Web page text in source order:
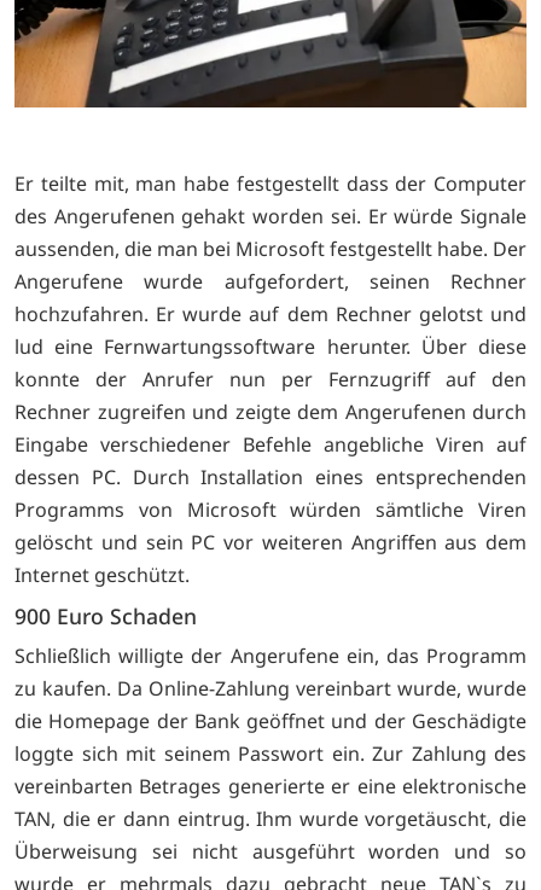
Er teilte mit, man habe festgestellt dass der Computer
des Angerufenen gehakt worden sei. Er würde Signale
aussenden, die man bei Microsoft festgestellt habe. Der
Angerufene wurde aufgefordert, seinen Rechner
hochzufahren. Er wurde auf dem Rechner gelotst und
lud eine Fernwartungssoftware herunter. Über diese
konnte der Anrufer nun per Fernzugriff auf den
Rechner zugreifen und zeigte dem Angerufenen durch
Eingabe verschiedener Befehle angebliche Viren auf
dessen PC. Durch Installation eines entsprechenden
Programms von Microsoft würden sämtliche Viren
gelöscht und sein PC vor weiteren Angriffen aus dem
Internet geschützt.
900 Euro Schaden
Schließlich willigte der Angerufene ein, das Programm
zu kaufen. Da Online-Zahlung vereinbart wurde, wurde
die Homepage der Bank geöffnet und der Geschädigte
loggte sich mit seinem Passwort ein. Zur Zahlung des
vereinbarten Betrages generierte er eine elektronische
TAN, die er dann eintrug. Ihm wurde vorgetäuscht, die
Überweisung sei nicht ausgeführt worden und so
wurde er mehrmals dazu gebracht neue TAN`s zu